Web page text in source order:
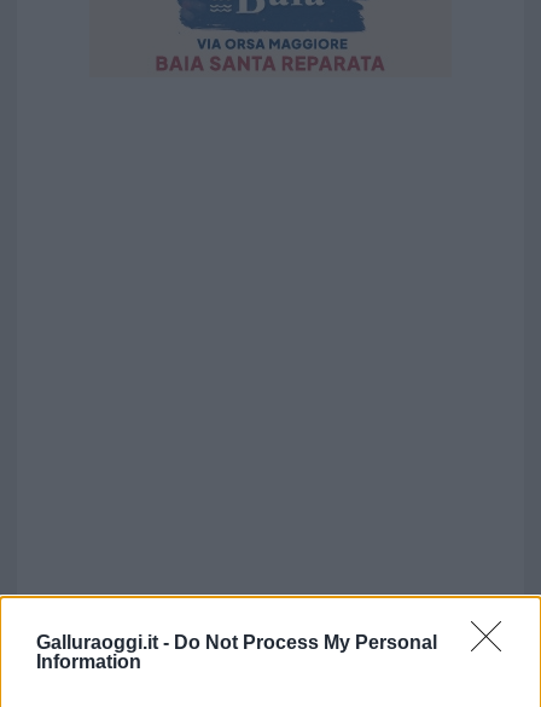
Galluraoggi.it - Do Not Process My Personal
Information